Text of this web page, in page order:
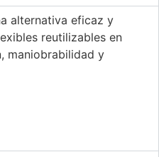
alternativa eficaz y
reutilizables en
maniobrabilidad y